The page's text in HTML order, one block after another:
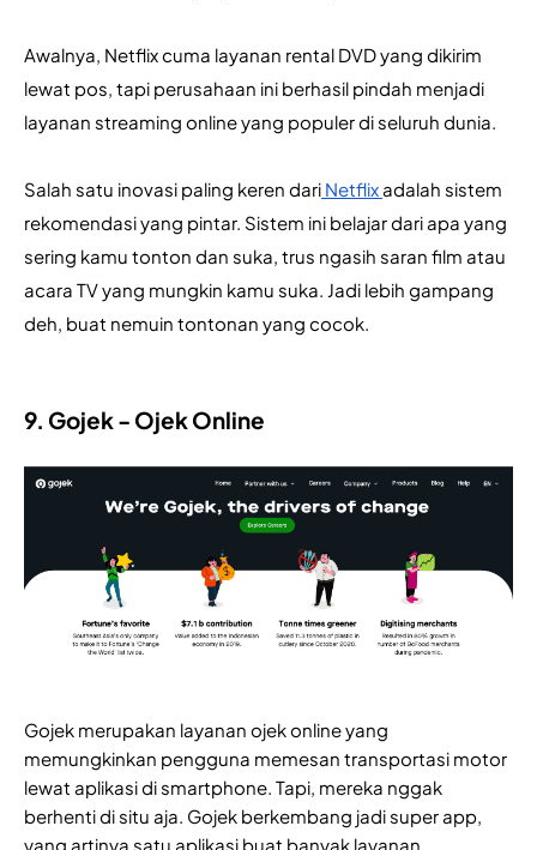
Awalnya, Netflix cuma layanan rental DVD yang dikirim
lewat pos, tapi perusahaan ini berhasil pindah menjadi
layanan streaming online yang populer di seluruh dunia.
Salah satu inovasi paling keren dari Netflix adalah sistem
rekomendasi yang pintar. Sistem ini belajar dari apa yang
sering kamu tonton dan suka, trus ngasih saran film atau
acara TV yang mungkin kamu suka. Jadi lebih gampang
deh, buat nemuin tontonan yang cocok.
9. Gojek - Ojek Online
Gojek merupakan layanan ojek online yang
memungkinkan pengguna memesan transportasi motor
lewat aplikasi di smartphone. Tapi, mereka nggak
berhenti di situ aja. Gojek berkembang jadi super app,
yang artinya satu aplikasi buat banyak layanan.